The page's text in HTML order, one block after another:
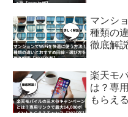
マンシ
種類の
徹底解
楽天モ
は？専
もらえ